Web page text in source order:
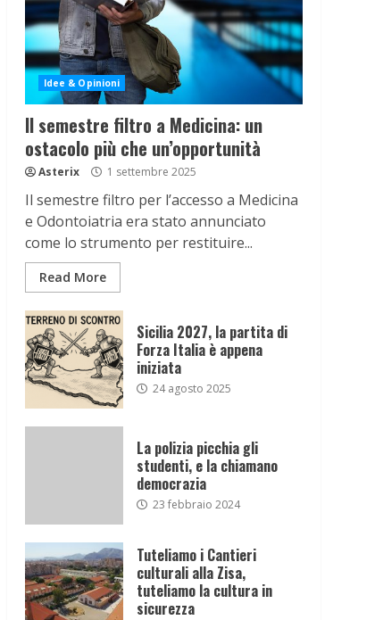
Idee & Opinioni
Il semestre filtro a Medicina: un
ostacolo più che un’opportunità
Asterix 1 settembre 2025
Il semestre filtro per l’accesso a Medicina
e Odontoiatria era stato annunciato
come lo strumento per restituire...
Read More
Sicilia 2027, la partita di
Forza Italia è appena
iniziata
24 agosto 2025
La polizia picchia gli
studenti, e la chiamano
democrazia
23 febbraio 2024
Tuteliamo i Cantieri
culturali alla Zisa,
tuteliamo la cultura in
sicurezza